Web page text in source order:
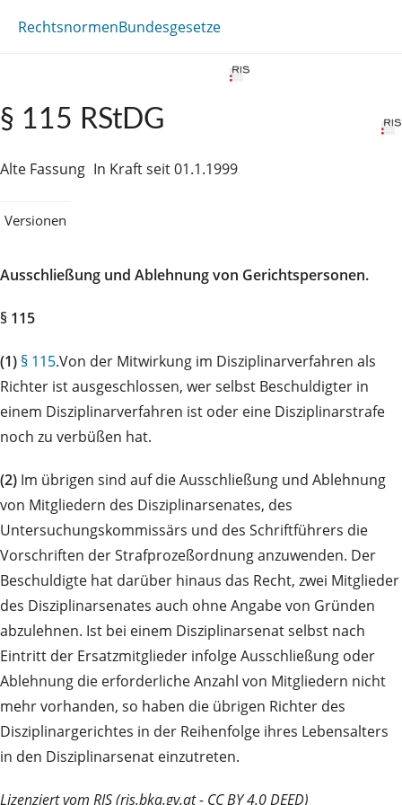
RechtsnormenBundesgesetze
§ 115 RStDG
Alte Fassung In Kraft seit 01.1.1999
Versionen
Ausschließung und Ablehnung von Gerichtspersonen.
§ 115
(1) § 115.Von der Mitwirkung im Disziplinarverfahren als
Richter ist ausgeschlossen, wer selbst Beschuldigter in
einem Disziplinarverfahren ist oder eine Disziplinarstrafe
noch zu verbüßen hat.
(2) Im übrigen sind auf die Ausschließung und Ablehnung
von Mitgliedern des Disziplinarsenates, des
Untersuchungskommissärs und des Schriftführers die
Vorschriften der Strafprozeßordnung anzuwenden. Der
Beschuldigte hat darüber hinaus das Recht, zwei Mitglieder
des Disziplinarsenates auch ohne Angabe von Gründen
abzulehnen. Ist bei einem Disziplinarsenat selbst nach
Eintritt der Ersatzmitglieder infolge Ausschließung oder
Ablehnung die erforderliche Anzahl von Mitgliedern nicht
mehr vorhanden, so haben die übrigen Richter des
Disziplinargerichtes in der Reihenfolge ihres Lebensalters
in den Disziplinarsenat einzutreten.
Lizenziert vom RIS (ris.bka.gv.at - CC BY 4.0 DEED)